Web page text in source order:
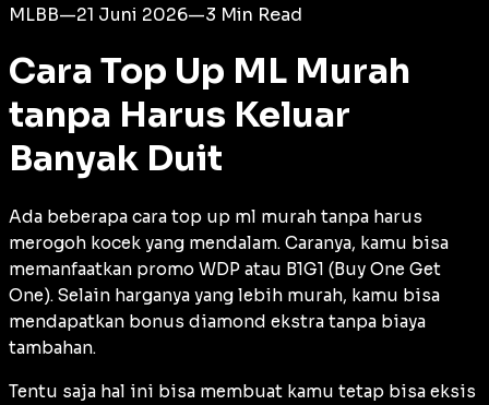
MLBB—21 Juni 2026—3 Min Read
Cara Top Up ML Murah
tanpa Harus Keluar
Banyak Duit
Ada beberapa cara top up ml murah tanpa harus
merogoh kocek yang mendalam. Caranya, kamu bisa
memanfaatkan promo WDP atau B1G1 (Buy One Get
One). Selain harganya yang lebih murah, kamu bisa
mendapatkan bonus diamond ekstra tanpa biaya
tambahan.
Tentu saja hal ini bisa membuat kamu tetap bisa eksis